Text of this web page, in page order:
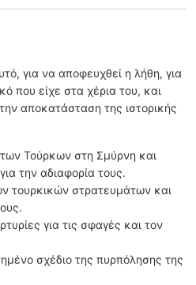
για να αποφευχθεί η λήθη, για
που είχε στα χέρια του, και
αποκατάσταση της ιστορικής
Τούρκων στη Σμύρνη και
την αδιαφορία τους.
τουρκικών στρατευμάτων και
για τις σφαγές και τον
σχέδιο της πυρπόλησης της